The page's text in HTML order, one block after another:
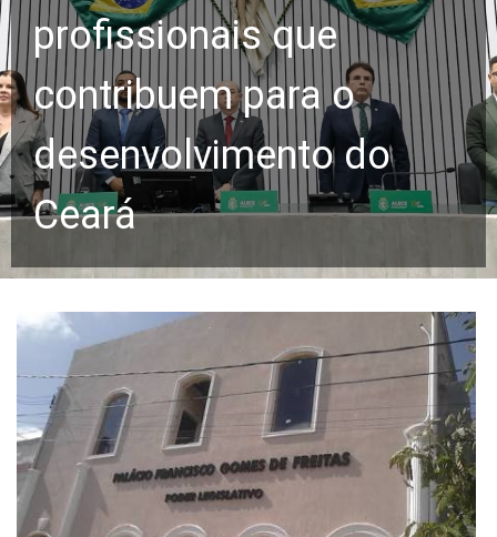
profissionais que
contribuem para o
desenvolvimento do
Ceará